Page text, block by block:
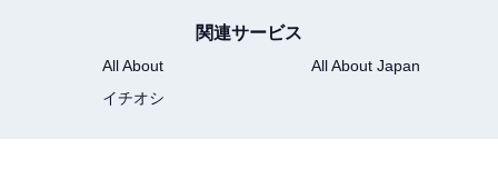
関連サービス
All About
All About Japan
イチオシ